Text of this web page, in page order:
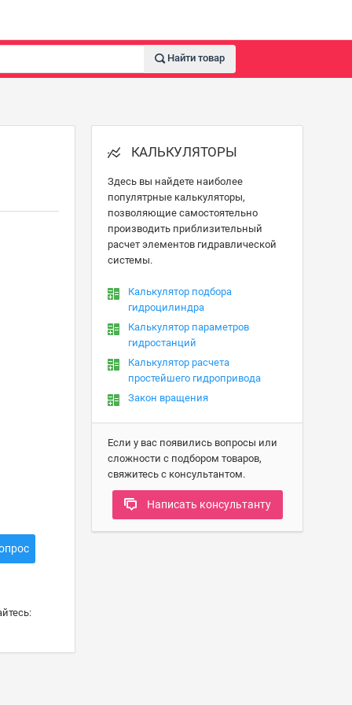
Найти товар
КАЛЬКУЛЯТОРЫ
Здесь вы найдете наиболее
популятрные калькуляторы,
позволяющие самостоятельно
производить приблизительный
расчет элементов гидравлической
системы.
Калькулятор подбора
гидроцилиндра
Калькулятор параметров
гидростанций
Калькулятор расчета
простейшего гидропривода
Закон вращения
Если у вас появились вопросы или
сложности с подбором товаров,
свяжитесь с консультантом.
Написать консультанту